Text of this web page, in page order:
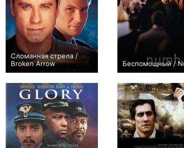
Сломанная стрела /
Broken Arrow
+6
Беспомощный /
+4